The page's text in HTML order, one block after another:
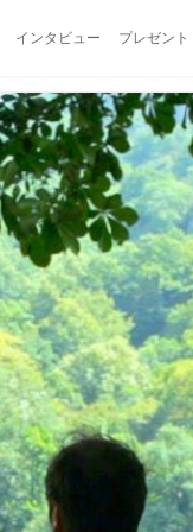
インタビュー プレゼント